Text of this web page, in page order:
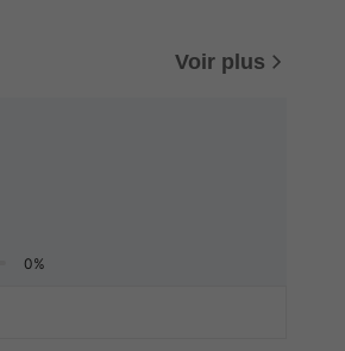
Voir plus
0%